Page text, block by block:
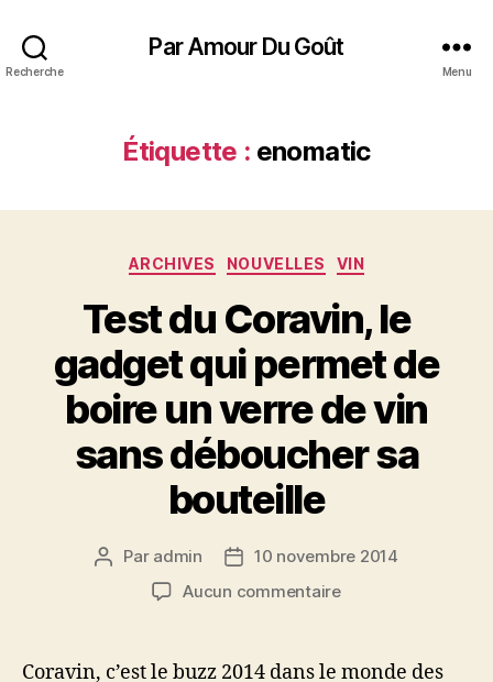
Recherche
Par Amour Du Goût
Menu
Étiquette : enomatic
Catégories
ARCHIVES NOUVELLES VIN
Test du Coravin, le
gadget qui permet de
boire un verre de vin
sans déboucher sa
bouteille
Auteur
l’article
Par admin
Date10 novembre 2014
Aucun commentairesur
Coravin,
Coravin, c’est le buzz 2014 dans le monde des